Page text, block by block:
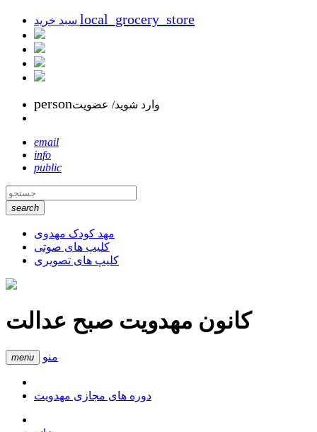
local_grocery_store
personوارد شوید/ عضویت
email
info
public
search
مهد کودک مهدوی
کلیپ های صوتی
کلیپ های تصویری
کانون مهدویت صبح عدالت
menu منو
دوره های مجازی مهدویت